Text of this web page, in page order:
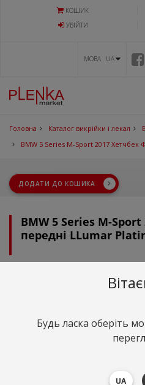
КОШИК
УВIЙТИ
МОВА UA
Головна Каталог викрійки і лекал
BMW 5 Series M-Sport 2017
ДОДАТИ ДО КОШИКА
BMW 5 Series M-
передні LLumar
грн.
Будь ласка оберіть
UA